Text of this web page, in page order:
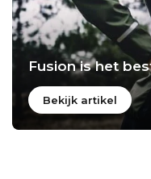
Fusion is het
Bekijk artikel